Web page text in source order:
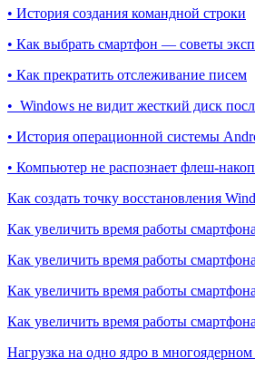
• История создания командной строки
• Как выбрать смартфон — советы
• Как прекратить отслеживание писем
• Windows не видит жесткий диск
• История операционной системы
• Компьютер не распознает флеш-
Как создать точку восстановления
Как увеличить время работы
Как увеличить время работы
Как увеличить время работы
Как увеличить время работы
Нагрузка на одно ядро в многоядерном